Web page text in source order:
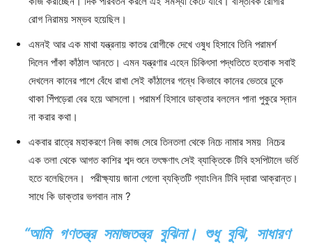
রোগ নিরাময় সম্ভব হয়েছিল।
এমনই আর এক মাথা যন্ত্রনায় কাতর রোগীকে দেখে ওষুধ হিসাবে তিনি পরামর্শ
দিলেন পাঁকা কাঁঠাল আনতে। এমন যন্ত্রণার এহেন চিকিৎসা পদ্ধতিতে হতবাক সবাই
দেখলেন কানের পাশে বেঁধে রাখা সেই কাঁঠালের গন্ধে কিভাবে কানের ভেতরে ঢুকে
থাকা পিঁপড়েরা বের হয়ে আসলো। পরামর্শ হিসাবে ডাক্তার বললেন পানা পুকুরে স্নান
না করার কথা।
একবার রাত্রে মহাকরণে নিজ কাজ সেরে তিনতলা থেকে নিচে নামার সময় নিচের
এক তলা থেকে আগত কাশির শব্দ শুনে তৎক্ষণাৎ সেই ব্যাক্তিকে টিবি হসপিটালে ভর্তি
হতে বলেছিলেন। পরীক্ষ্যায় জানা গেলো ব্যক্তিটি গ্যাংলিন টিবি দ্বারা আক্রান্ত।
সাধে কি ডাক্তার ভগবান নাম ?
“আমি গণতন্ত্র সমাজতন্ত্র বুঝিনা। শুধু বুঝি, সাধারণ